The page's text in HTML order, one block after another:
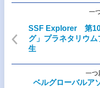
一
SSF Explorer 第
グ」プラネタリウ
生
一つ
ベルグローバルア